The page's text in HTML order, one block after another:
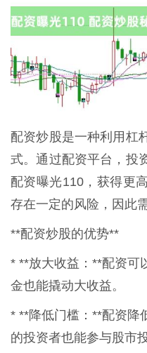
配资炒股是一种利用杠
式。通过配资平台，投
配资曝光110，获得更
存在一定的风险，因此
**配资炒股的优势**
* **放大收益：**配资可
金也能撬动大收益。
* **降低门槛：**配资降
的投资者也能参与股市投